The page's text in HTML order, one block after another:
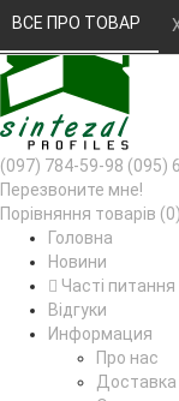
РУС УКР
(097) 784-59-98 (095)
Перезвоните мне!
Порівняння товарів (0)
Головна
Новини
Часті питання
Відгуки
Информация
Про нас
Доставка
ВСЕ ПРО ТОВАР